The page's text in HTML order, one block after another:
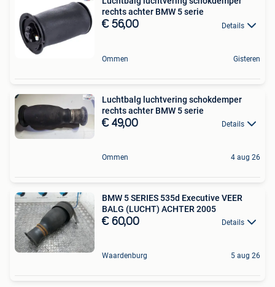
rechts achter BMW 5 serie
€ 56,00 Details
Ommen Gisteren
Luchtbalg luchtvering schokdemper
rechts achter BMW 5 serie
€ 49,00 Details
Ommen 4 aug 26
BMW 5 SERIES 535d Executive VEER
BALG (LUCHT) ACHTER 2005
€ 60,00 Details
Waardenburg 5 aug 26